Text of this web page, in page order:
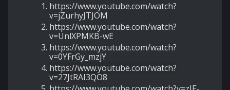
https://www.youtube.com/watch?
v=jZurhyJTJOM
https://www.youtube.com/watch?
v=UnlXPMKB-wE
https://www.youtube.com/watch?
v=0YFrGy_mzjY
https://www.youtube.com/watch?
v=27JtRAI3QO8